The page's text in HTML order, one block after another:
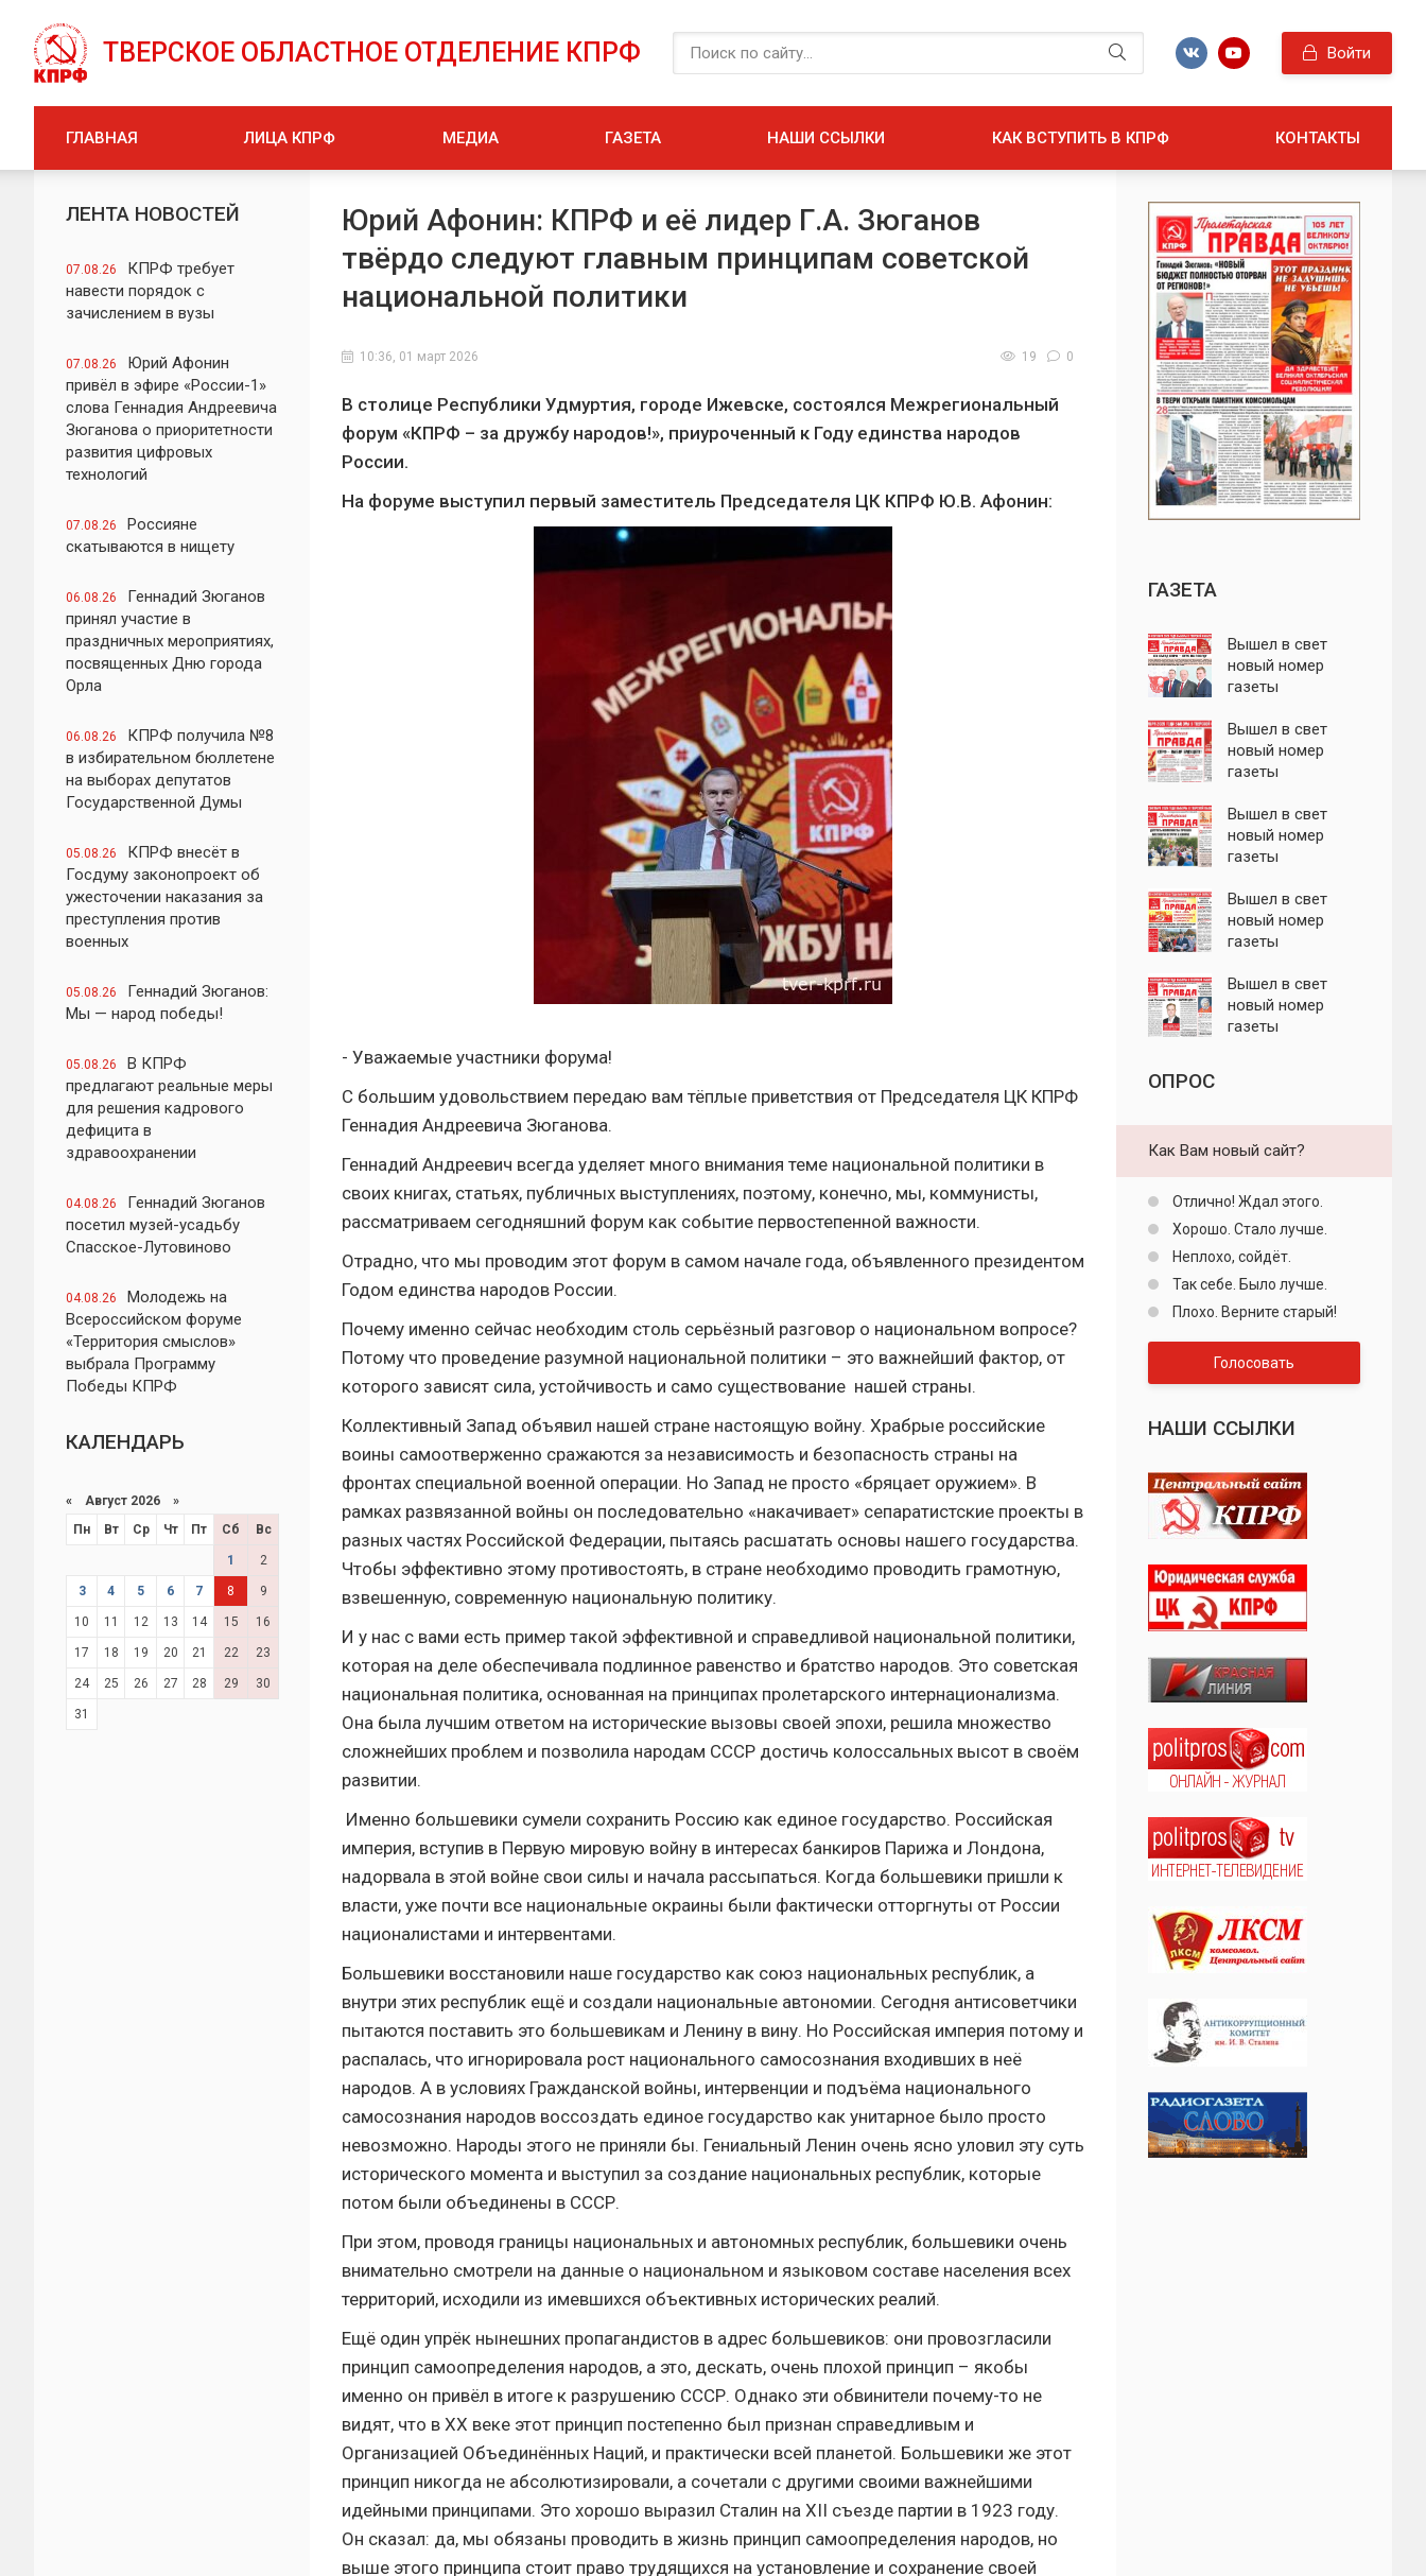
ТВЕРСКОЕ ОБЛАСТНОЕ ОТДЕЛЕНИЕ КПРФ Войти
ГЛАВНАЯ ЛИЦА КПРФ МЕДИА ГАЗЕТА НАШИ ССЫЛКИ КАК ВСТУПИТЬ В КПРФ КОНТАКТЫ
ЛЕНТА НОВОСТЕЙ
07.08.26
КПРФ требует
навести порядок с
зачислением в вузы
07.08.26
Юрий Афонин
привёл в эфире «России-1»
слова Геннадия Андреевича
Зюганова о приоритетности
развития цифровых
технологий
07.08.26
Россияне
скатываются в нищету
06.08.26
Геннадий Зюганов
принял участие в
праздничных мероприятиях,
посвященных Дню города
Орла
06.08.26
КПРФ получила №8
в избирательном бюллетене
на выборах депутатов
Государственной Думы
05.08.26
КПРФ внесёт в
Госдуму законопроект об
ужесточении наказания за
преступления против
военных
05.08.26
Геннадий Зюганов:
Мы — народ победы!
05.08.26
В КПРФ
предлагают реальные меры
для решения кадрового
дефицита в
здравоохранении
04.08.26
Геннадий Зюганов
посетил музей-усадьбу
Спасское-Лутовиново
04.08.26
Молодежь на
Всероссийском форуме
«Территория смыслов»
выбрала Программу
Победы КПРФ
КАЛЕНДАРЬ
« Август 2026 »
Пн
Вт Ср Чт Пт Сб Вс
1 2
3 4 5 6 7 8 9
10 11 12 13 14 15 16
17 18 19 20 21 22 23
24 25 26 27 28 29 30
31
Юрий Афонин: КПРФ и её лидер Г.А. Зюганов
твёрдо следуют главным принципам советской
национальной политики
10:36, 01 март 2026 19 0
В столице Республики Удмуртия, городе Ижевске, состоялся Межрегиональный
форум «КПРФ – за дружбу народов!», приуроченный к Году единства народов
России.
На форуме выступил первый заместитель Председателя ЦК КПРФ Ю.В. Афонин:
- Уважаемые участники форума!
С большим удовольствием передаю вам тёплые приветствия от Председателя ЦК КПРФ
Геннадия Андреевича Зюганова.
Геннадий Андреевич всегда уделяет много внимания теме национальной политики в
своих книгах, статьях, публичных выступлениях, поэтому, конечно, мы, коммунисты,
рассматриваем сегодняшний форум как событие первостепенной важности.
Отрадно, что мы проводим этот форум в самом начале года, объявленного президентом
Годом единства народов России.
Почему именно сейчас необходим столь серьёзный разговор о национальном вопросе?
Потому что проведение разумной национальной политики – это важнейший фактор, от
которого зависят сила, устойчивость и само существование нашей страны.
Коллективный Запад объявил нашей стране настоящую войну. Храбрые российские
воины самоотверженно сражаются за независимость и безопасность страны на
фронтах специальной военной операции. Но Запад не просто «бряцает оружием». В
рамках развязанной войны он последовательно «накачивает» сепаратистские проекты в
разных частях Российской Федерации, пытаясь расшатать основы нашего государства.
Чтобы эффективно этому противостоять, в стране необходимо проводить грамотную,
взвешенную, современную национальную политику.
И у нас с вами есть пример такой эффективной и справедливой национальной политики,
которая на деле обеспечивала подлинное равенство и братство народов. Это советская
национальная политика, основанная на принципах пролетарского интернационализма.
Она была лучшим ответом на исторические вызовы своей эпохи, решила множество
сложнейших проблем и позволила народам СССР достичь колоссальных высот в своём
развитии.
Именно большевики сумели сохранить Россию как единое государство. Российская
империя, вступив в Первую мировую войну в интересах банкиров Парижа и Лондона,
надорвала в этой войне свои силы и начала рассыпаться. Когда большевики пришли к
власти, уже почти все национальные окраины были фактически отторгнуты от России
националистами и интервентами.
Большевики восстановили наше государство как союз национальных республик, а
внутри этих республик ещё и создали национальные автономии. Сегодня антисоветчики
пытаются поставить это большевикам и Ленину в вину. Но Российская империя потому и
распалась, что игнорировала рост национального самосознания входивших в неё
народов. А в условиях Гражданской войны, интервенции и подъёма национального
самосознания народов воссоздать единое государство как унитарное было просто
невозможно. Народы этого не приняли бы. Гениальный Ленин очень ясно уловил эту суть
исторического момента и выступил за создание национальных республик, которые
потом были объединены в СССР.
При этом, проводя границы национальных и автономных республик, большевики очень
внимательно смотрели на данные о национальном и языковом составе населения всех
территорий, исходили из имевшихся объективных исторических реалий.
Ещё один упрёк нынешних пропагандистов в адрес большевиков: они провозгласили
принцип самоопределения народов, а это, дескать, очень плохой принцип – якобы
именно он привёл в итоге к разрушению СССР. Однако эти обвинители почему-то не
видят, что в ХХ веке этот принцип постепенно был признан справедливым и
Организацией Объединённых Наций, и практически всей планетой. Большевики же этот
принцип никогда не абсолютизировали, а сочетали с другими своими важнейшими
идейными принципами. Это хорошо выразил Сталин на XII cъезде партии в 1923 году.
Он сказал: да, мы обязаны проводить в жизнь принцип самоопределения народов, но
выше этого принципа стоит право трудящихся на установление и сохранение своей
ГАЗЕТА
Вышел в свет
новый номер
газеты
правда"
Вышел в свет
новый номер
газеты
правда"
Вышел в свет
новый номер
газеты
правда"
Вышел в свет
новый номер
газеты
правда"
Вышел в свет
новый номер
газеты
ОПРОС
Как Вам новый сайт?
Отлично! Ждал этого.
Хорошо. Стало лучше.
Неплохо, сойдёт.
Так себе. Было лучше.
Плохо. Верните старый!
Голосовать
НАШИ ССЫЛКИ